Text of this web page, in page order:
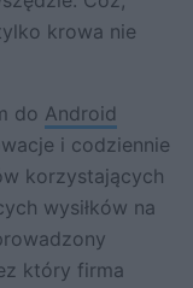
krowa nie
do Android
i codziennie
korzystających
wysiłków na
który firma